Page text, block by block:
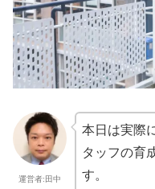
運営者:田中
本日は実際
タッフの育
す。